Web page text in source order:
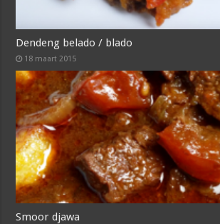
Dendeng belado / blado
18 maart 2015
Smoor djawa